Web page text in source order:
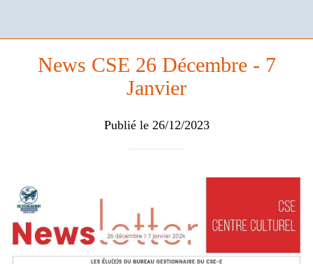
News CSE 26 Décembre - 7
Janvier
Publié le 26/12/2023